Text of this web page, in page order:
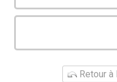
Retour